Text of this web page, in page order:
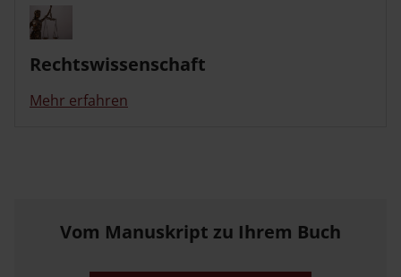
Rechtswissenschaft
Mehr erfahren
Vom Manuskript zu Ihrem Buch